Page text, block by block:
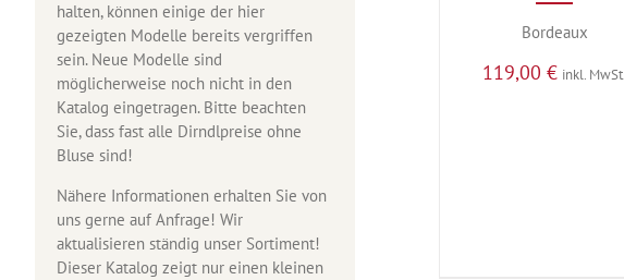
Bordeaux
119,00€ inkl. MwSt.
halten, können einige der hier
gezeigten Modelle bereits vergriffen
sein. Neue Modelle sind
möglicherweise noch nicht in den
Katalog eingetragen. Bitte beachten
Sie, dass fast alle Dirndlpreise ohne
Bluse sind!
Nähere Informationen erhalten Sie von
uns gerne auf Anfrage! Wir
aktualisieren ständig unser Sortiment!
Dieser Katalog zeigt nur einen kleinen